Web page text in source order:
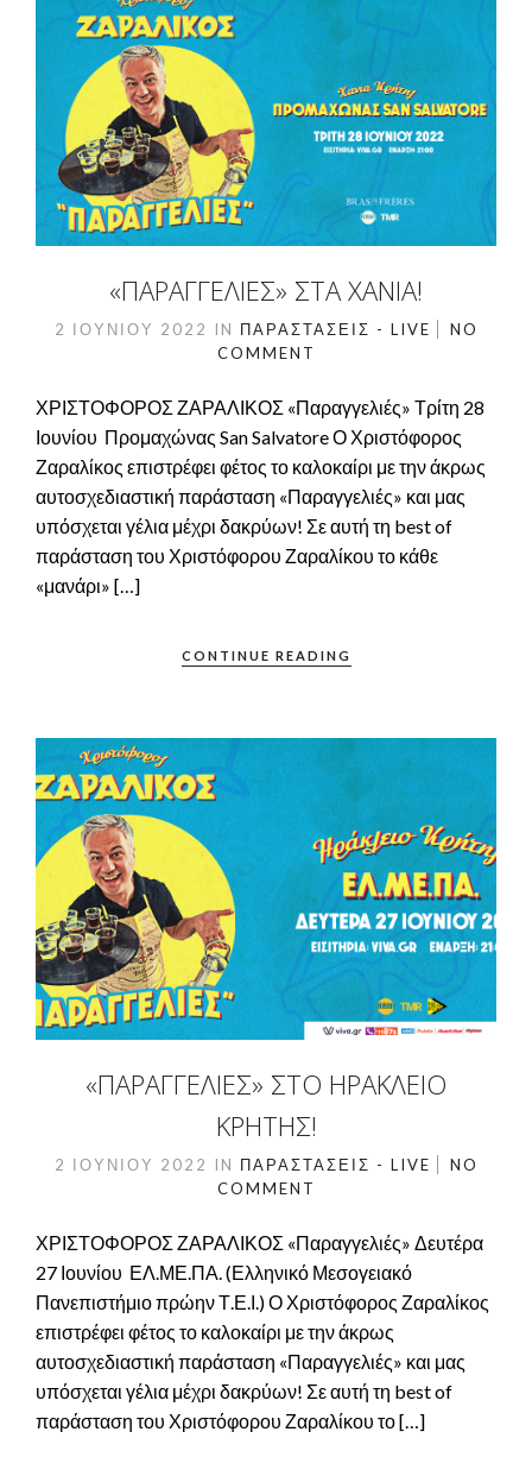
«ΠΑΡΑΓΓΕΛΙΈΣ» ΣΤΑ ΧΑΝΙΆ!
2 ΙΟΥΝΊΟΥ 2022 IN ΠΑΡΑΣΤΆΣΕΙΣ - LIVE
NO
COMMENT
ΧΡΙΣΤΟΦΟΡΟΣ ΖΑΡΑΛΙΚΟΣ «Παραγγελιές» Τρίτη 28
Ιουνίου Προμαχώνας San Salvatore Ο Χριστόφορος
Ζαραλίκος επιστρέφει φέτος το καλοκαίρι με την άκρως
αυτοσχεδιαστική παράσταση «Παραγγελιές» και μας
υπόσχεται γέλια μέχρι δακρύων! Σε αυτή τη best of
παράσταση του Χριστόφορου Ζαραλίκου το κάθε
«μανάρι» […]
CONTINUE READING
«ΠΑΡΑΓΓΕΛΙΈΣ» ΣΤΟ ΗΡΆΚΛΕΙΟ
ΚΡΉΤΗΣ!
2 ΙΟΥΝΊΟΥ 2022 IN ΠΑΡΑΣΤΆΣΕΙΣ - LIVE
NO
COMMENT
ΧΡΙΣΤΟΦΟΡΟΣ ΖΑΡΑΛΙΚΟΣ «Παραγγελιές» Δευτέρα
27 Ιουνίου ΕΛ.ΜΕ.ΠΑ. (Ελληνικό Μεσογειακό
Πανεπιστήμιο πρώην Τ.Ε.Ι.) Ο Χριστόφορος Ζαραλίκος
επιστρέφει φέτος το καλοκαίρι με την άκρως
αυτοσχεδιαστική παράσταση «Παραγγελιές» και μας
υπόσχεται γέλια μέχρι δακρύων! Σε αυτή τη best of
παράσταση του Χριστόφορου Ζαραλίκου το […]